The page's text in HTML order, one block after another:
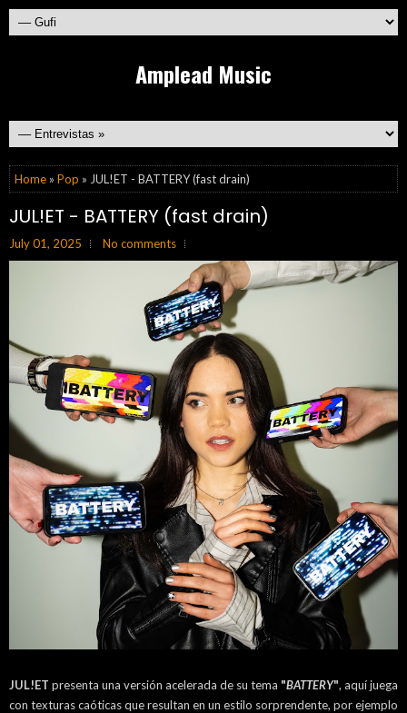
Amplead Music
Home » Pop » JUL!ET - BATTERY (fast drain)
JUL!ET - BATTERY (fast drain)
July 01, 2025 No comments
JUL!ET presenta una versión acelerada de su tema "BATTERY", aquí juega
con texturas caóticas que resultan en un estilo sorprendente, por ejemplo